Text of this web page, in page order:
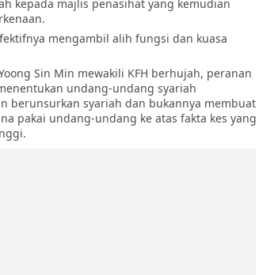
kepada majlis penasihat yang kemudian
mengambil alih fungsi dan kuasa
Sin Min mewakili KFH berhujah, peranan
undang-undang syariah
berunsurkan syariah dan bukannya membuat
pakai undang-undang ke atas fakta kes yang